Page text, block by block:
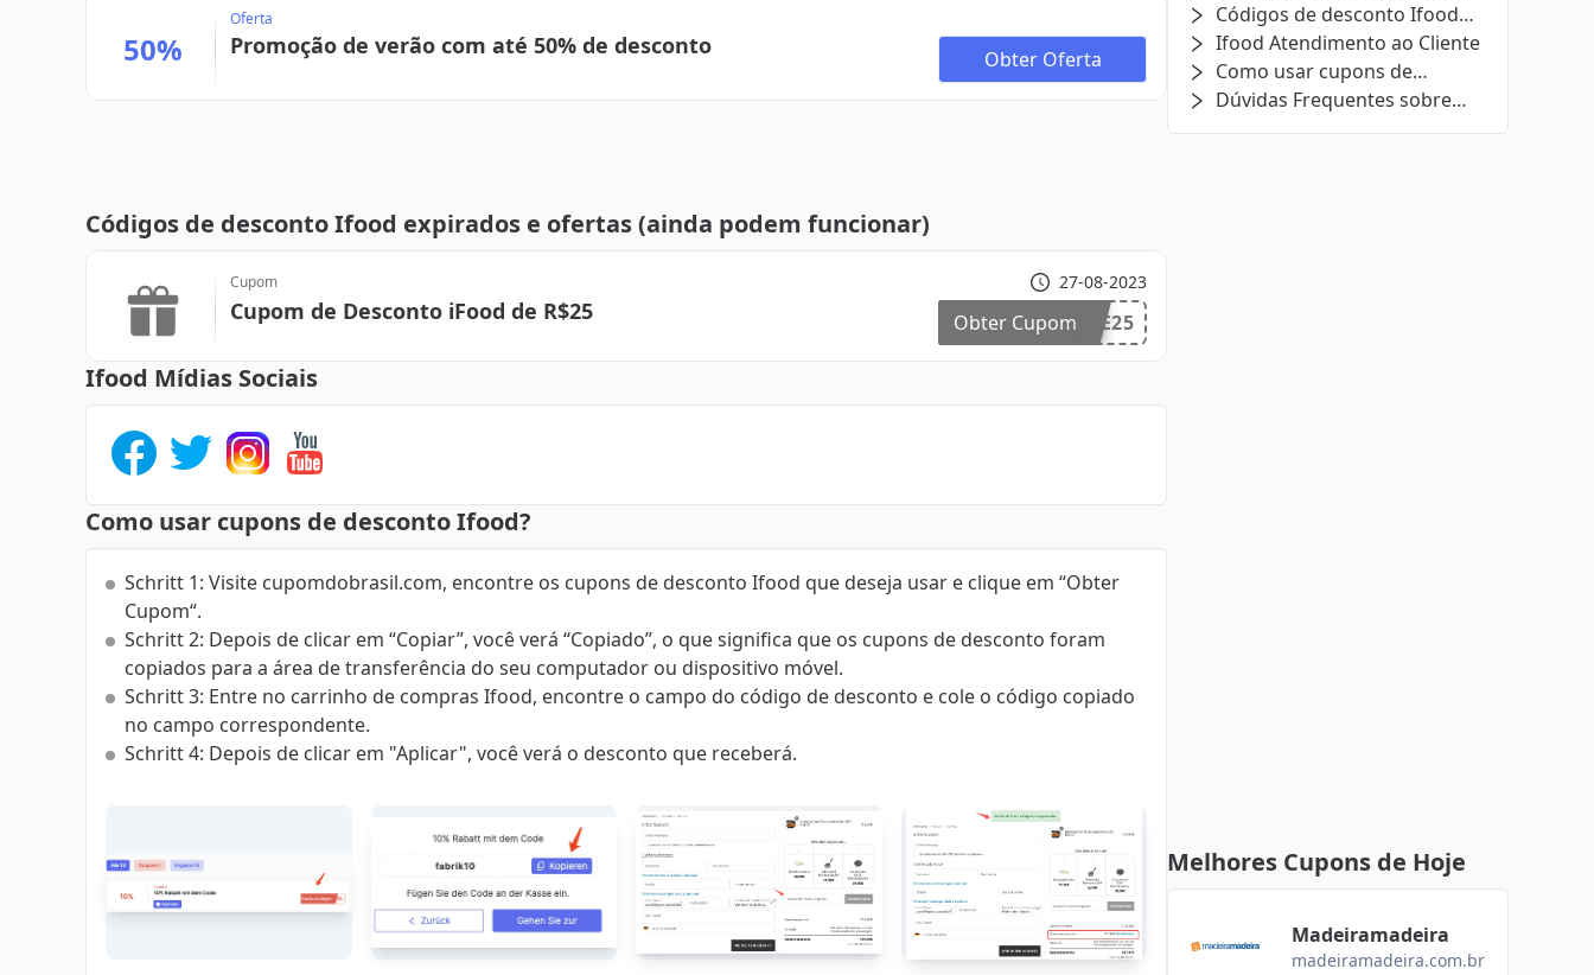
50%
Oferta
Promoção de verão com até 50% de desconto Obter Oferta
Códigos de desconto Ifood expirados e ofertas (ainda podem funcionar)
Cupom 27-08-2023
Cupom de Desconto iFood de R$25 Obter CupomNHE25
Ifood Mídias Sociais
Como usar cupons de desconto Ifood?
Schritt 1: Visite cupomdobrasil.com, encontre os cupons de desconto Ifood que deseja usar e clique em “Obter
Cupom“.
Schritt 2: Depois de clicar em “Copiar”, você verá “Copiado”, o que significa que os cupons de desconto foram
copiados para a área de transferência do seu computador ou dispositivo móvel.
Schritt 3: Entre no carrinho de compras Ifood, encontre o campo do código de desconto e cole o código copiado
no campo correspondente.
Schritt 4: Depois de clicar em "Aplicar", você verá o desconto que receberá.
Relacionados
Códigos de desconto Ifood
expirados e ofertas (ainda
podem funcionar)
Ifood Atendimento ao Cliente
Como usar cupons de
desconto Ifood?
Dúvidas Frequentes sobre
Ifood
Melhores Cupons de Hoje
Madeiramadeira
madeiramadeira.com.br